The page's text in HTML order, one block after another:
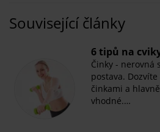
Související články
​6 tipů na
Činky - nerovná
postava.
činkami a
vhodné.…